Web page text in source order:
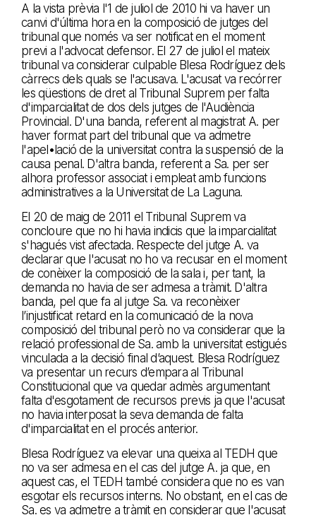
A la vista prèvia l'1 de juliol de 2010 hi va haver un
canvi d'última hora en la composició de jutges del
tribunal que només va ser notificat en el moment
previ a l'advocat defensor. El 27 de juliol el mateix
tribunal va considerar culpable Blesa Rodríguez dels
càrrecs dels quals se l'acusava. L'acusat va recórrer
les qüestions de dret al Tribunal Suprem per falta
d'imparcialitat de dos dels jutges de l'Audiència
Provincial. D'una banda, referent al magistrat A. per
haver format part del tribunal que va admetre
l'apel•lació de la universitat contra la suspensió de la
causa penal. D'altra banda, referent a Sa. per ser
alhora professor associat i empleat amb funcions
administratives a la Universitat de La Laguna.
El 20 de maig de 2011 el Tribunal Suprem va
concloure que no hi havia indicis que la imparcialitat
s'hagués vist afectada. Respecte del jutge A. va
declarar que l'acusat no ho va recusar en el moment
de conèixer la composició de la sala i, per tant, la
demanda no havia de ser admesa a tràmit. D'altra
banda, pel que fa al jutge Sa. va reconèixer
l’injustificat retard en la comunicació de la nova
composició del tribunal però no va considerar que la
relació professional de Sa. amb la universitat estigués
vinculada a la decisió final d’aquest. Blesa Rodríguez
va presentar un recurs d’empara al Tribunal
Constitucional que va quedar admès argumentant
falta d'esgotament de recursos previs ja que l'acusat
no havia interposat la seva demanda de falta
d'imparcialitat en el procés anterior.
Blesa Rodríguez va elevar una queixa al TEDH que
no va ser admesa en el cas del jutge A. ja que, en
aquest cas, el TEDH també considera que no es van
esgotar els recursos interns. No obstant, en el cas de
Sa. es va admetre a tràmit en considerar que l'acusat